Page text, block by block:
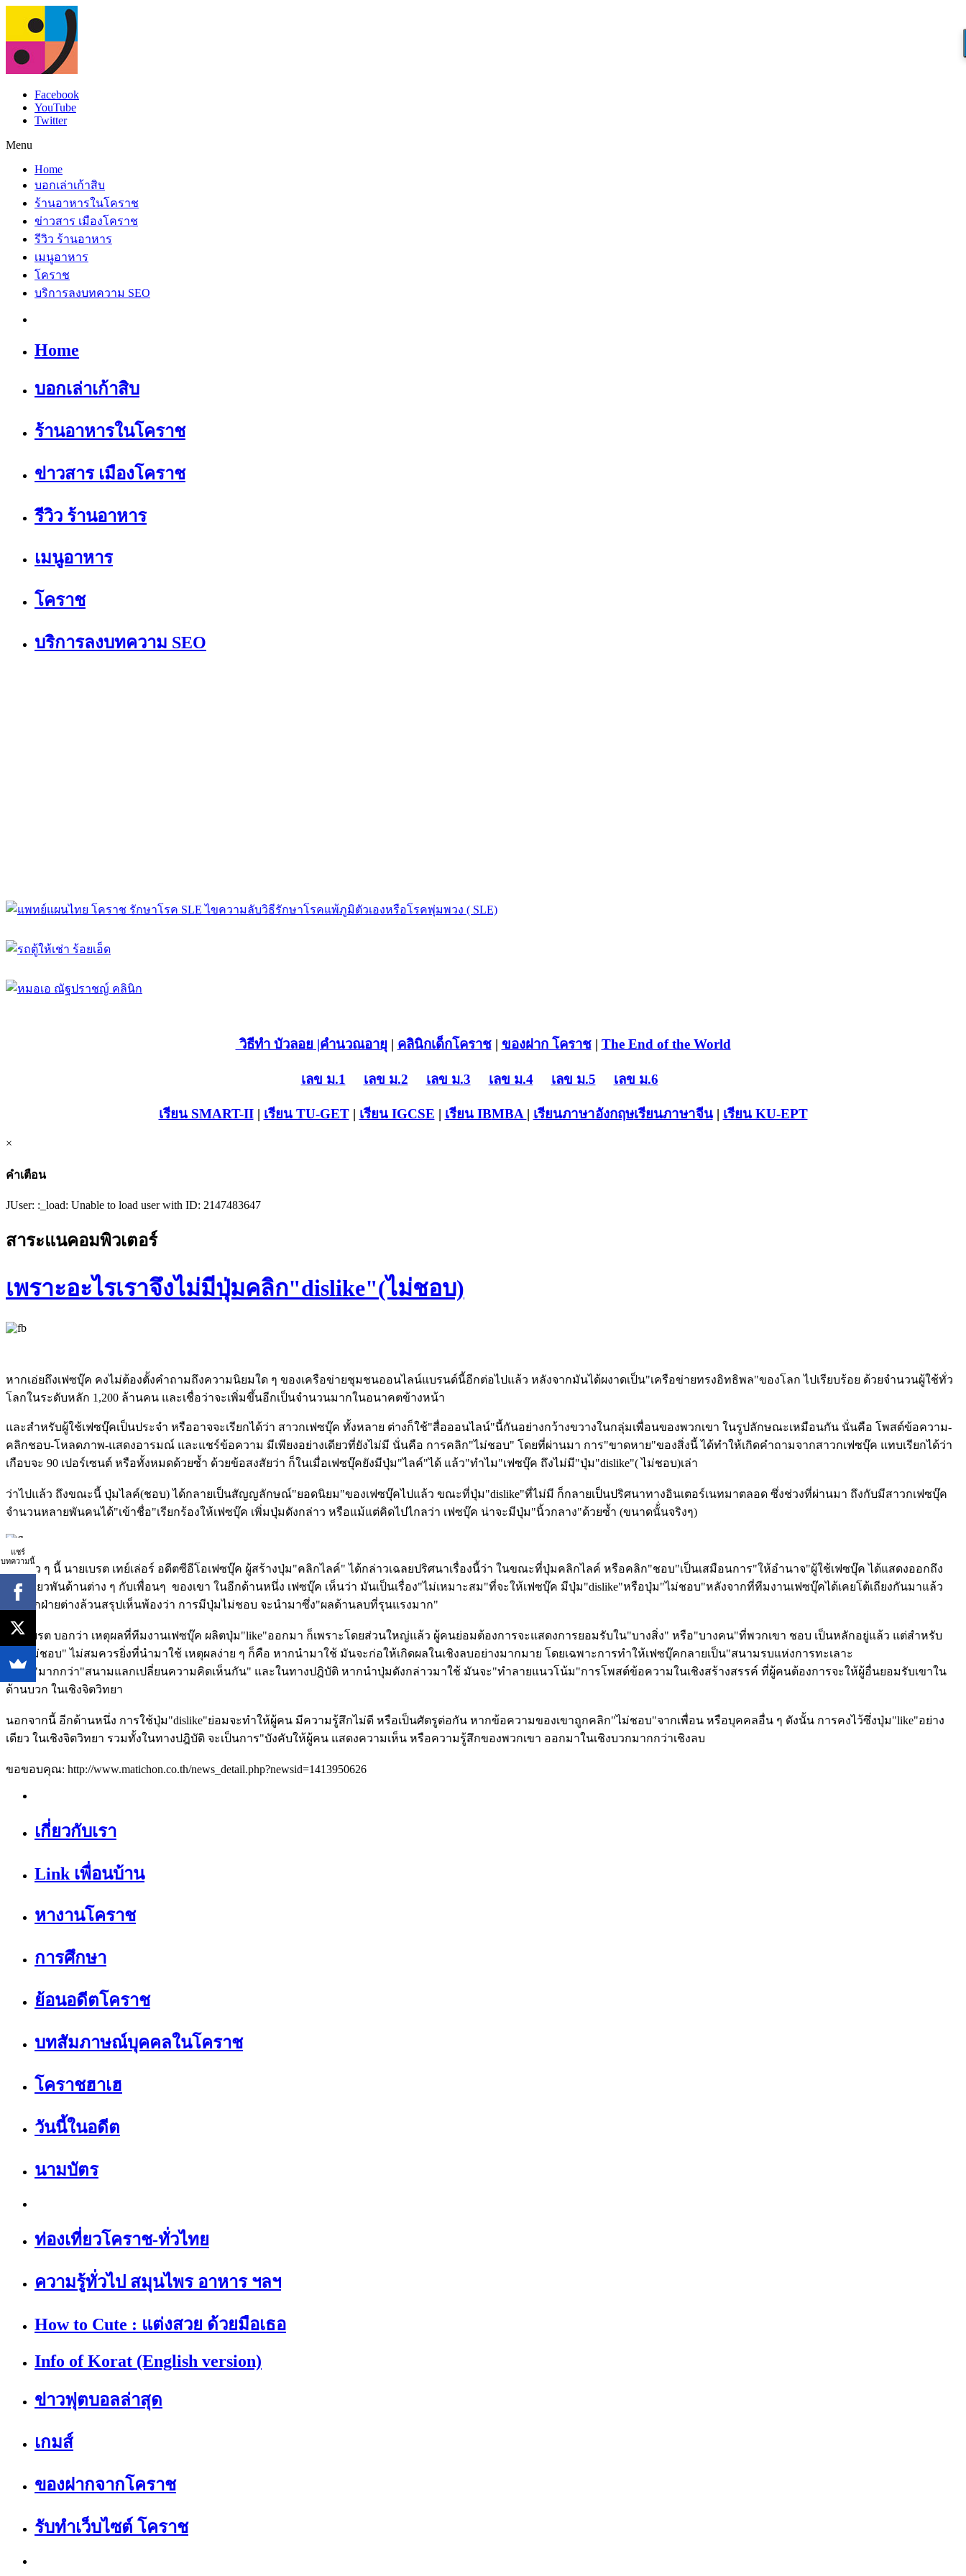
Facebook
YouTube
Twitter
Menu
Home
บอกเล่าเก้าสิบ
ร้านอาหารในโคราช
ข่าวสาร เมืองโคราช
รีวิว ร้านอาหาร
เมนูอาหาร
โคราช
บริการลงบทความ SEO
Home
บอกเล่าเก้าสิบ
ร้านอาหารในโคราช
ข่าวสาร เมืองโคราช
รีวิว ร้านอาหาร
เมนูอาหาร
โคราช
บริการลงบทความ SEO
วิธีทำ บัวลอย |คำนวณอายุ | คลินิกเด็กโคราช| ของฝาก โคราช| The End of the World
เลข ม.1 เลข ม.2 เลข ม.3 เลข ม.4 เลข ม.5 เลข ม.6
เรียน SMART-II| เรียน TU-GET| เรียน IGCSE | เรียน IBMBA | เรียนภาษาอังกฤษเรียนภาษาจีน| เรียน KU-EPT
×
คำเตือน
JUser: :_load: Unable to load user with ID: 2147483647
สาระแนคอมพิวเตอร์
เพราะอะไรเราจึงไม่มีปุ่มคลิก"dislike"(ไม่ชอบ)
หากเอ่ยถึงเฟซบุ๊ค คงไม่ต้องตั้งคำถามถึงความนิยมใด ๆ ของเครือข่ายชุมชนออนไลน์แบรนด์นี้อีกต่อไปแล้ว หลังจากมันได้ผงาดเป็น"เครือข่ายทรงอิทธิพล"ของโลก ไปเรียบร้อย ด้วยจำนวนผู้ใช้ทั่ว
โลกในระดับหลัก 1,200 ล้านคน และเชื่อว่าจะเพิ่มขึ้นอีกเป็นจำนวนมากในอนาคตข้างหน้า
และสำหรับผู้ใช้เฟซบุ๊คเป็นประจำ หรืออาจจะเรียกได้ว่า สาวกเฟซบุ๊ค ทั้งหลาย ต่างก็ใช้"สื่อออนไลน์"นี้กันอย่างกว้างขวางในกลุ่มเพื่อนของพวกเขา ในรูปลักษณะเหมือนกัน นั่นคือ โพสต์ข้อความ-
คลิกชอบ-โหลดภาพ-แสดงอารมณ์ และแชร์ข้อความ มีเพียงอย่างเดียวที่ยังไม่มี นั่นคือ การคลิก"ไม่ชอบ" โดยที่ผ่านมา การ"ขาดหาย"ของสิ่งนี้ ได้ทำให้เกิดคำถามจากสาวกเฟซบุ๊ค แทบเรียกได้ว่า
เกือบจะ 90 เปอร์เซนต์ หรือทั้งหมดด้วยซ้ำ ด้วยข้อสงสัยว่า ก็ในเมื่อเฟซบุ๊คยังมีปุ่ม"ไลค์"ได้ แล้ว"ทำไม"เฟซบุ๊ค ถึงไม่มี"ปุ่ม"dislike"( ไม่ชอบ)เล่า
ว่าไปแล้ว ถึงขณะนี้ ปุ่มไลค์(ชอบ) ได้กลายเป็นสัญญลักษณ์"ยอดนิยม"ของเฟซบุ๊คไปแล้ว ขณะที่ปุ่ม"dislike"ที่ไม่มี ก็กลายเป็นปริศนาทางอินเตอร์เนทมาตลอด ซึ่งช่วงที่ผ่านมา ถึงกับมีสาวกเฟซบุ๊ค
จำนวนหลายพันคนได้"เข้าชื่อ"เรียกร้องให้เฟซบุ๊ค เพิ่มปุ่มดังกล่าว หรือแม้แต่คิดไปไกลว่า เฟซบุ๊ค น่าจะมีปุ่ม"นิ้วกลาง"ด้วยซ้ำ (ขนาดนั้่นจริงๆ)
เมื่อเร็ว ๆ นี้ นายเบรต เทย์เล่อร์ อดีตซีอีโอเฟซบุ๊ค ผู้สร้างปุ่ม"คลิกไลค์" ได้กล่าวเฉลยปริศนาเรื่องนี้ว่า ในขณะที่ปุ่มคลิกไลค์ หรือคลิก"ชอบ"เป็นเสมือนการ"ให้อำนาจ"ผู้ใช้เฟซบุ๊ค ได้แสดงออกถึง
การเกี่ยวพันด้านต่าง ๆ กับเพื่อนๆ ของเขา ในอีกด้านหนึ่ง เฟซบุ๊ค เห็นว่า มันเป็นเรื่อง"ไม่เหมาะสม"ที่จะให้เฟซบุ๊ค มีปุ่ม"dislike"หรือปุ่ม"ไม่ชอบ"หลังจากที่ทีมงานเฟซบุ๊คได้เคยโต้เถียงกันมาแล้ว
โดยทุกฝ่ายต่างล้วนสรุปเห็นพ้องว่า การมีปุ่มไม่ชอบ จะนำมาซึ่ง"ผลด้านลบที่รุนแรงมาก"
นายเบรต บอกว่า เหตุผลที่ทีมงานเฟซบุ๊ค ผลิตปุ่ม"like"ออกมา ก็เพราะโดยส่วนใหญ่แล้ว ผู้คนย่อมต้องการจะแสดงการยอมรับใน"บางสิ่ง" หรือ"บางคน"ที่พวกเขา ชอบ เป็นหลักอยู่แล้ว แต่สำหรับ
ปุ่ม"ไม่ชอบ" ไม่สมควรยิ่งที่นำมาใช้ เหตุผลง่าย ๆ ก็คือ หากนำมาใช้ มันจะก่อให้เกิดผลในเชิงลบอย่างมากมาย โดยเฉพาะการทำให้เฟซบุ๊คกลายเป็น"สนามรบแห่งการทะเลาะ
วิวาท"มากกว่า"สนามแลกเปลี่ยนความคิดเห็นกัน" และในทางปฎิบัติ หากนำปุ่มดังกล่าวมาใช้ มันจะ"ทำลายแนวโน้ม"การโพสต์ข้อความในเชิงสร้างสรรค์ ที่ผู้คนต้องการจะให้ผู้อื่นยอมรับเขาใน
ด้านบวก ในเชิงจิตวิทยา
นอกจากนี้ อีกด้านหนึ่ง การใช้ปุ่ม"dislike"ย่อมจะทำให้ผู้คน มีความรู้สึกไม่ดี หรือเป็นศัตรูต่อกัน หากข้อความของเขาถูกคลิก"ไม่ชอบ"จากเพื่อน หรือบุคคลอื่น ๆ ดังนั้น การคงไว้ซึ่งปุ่ม"like"อย่าง
เดียว ในเชิงจิตวิทยา รวมทั้งในทางปฎิบัติ จะเป็นการ"บังคับให้ผู้คน แสดงความเห็น หรือความรู้สึกของพวกเขา ออกมาในเชิงบวกมากกว่าเชิงลบ
ขอขอบคุณ: http://www.matichon.co.th/news_detail.php?newsid=1413950626
เกี่ยวกับเรา
Link เพื่อนบ้าน
หางานโคราช
การศึกษา
ย้อนอดีตโคราช
บทสัมภาษณ์บุคคลในโคราช
โคราชฮาเฮ
วันนี้ในอดีต
นามบัตร
ท่องเที่ยวโคราช-ทั่วไทย
ความรู้ทั่วไป สมุนไพร อาหาร ฯลฯ
How to Cute : แต่งสวย ด้วยมือเธอ
Info of Korat (English version)
ข่าวฟุตบอลล่าสุด
เกมส์
ของฝากจากโคราช
รับทำเว็บไซต์ โคราช
แชร์
บทความนี้